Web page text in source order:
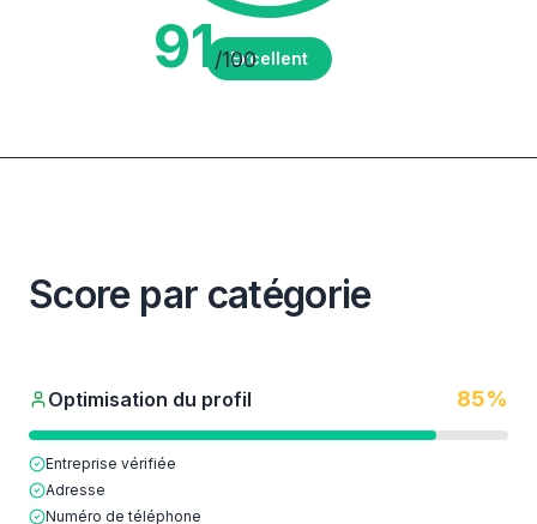
91/100
Excellent
Score par catégorie
Optimisation du profil 85%
Entreprise vérifiée
Adresse
Numéro de téléphone